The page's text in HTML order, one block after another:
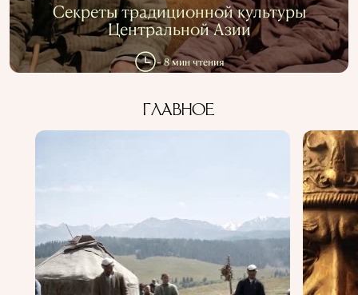
Секреты традиционной культуры
Центральной Азии
~ 8 мин чтения
ГЛАВНОЕ